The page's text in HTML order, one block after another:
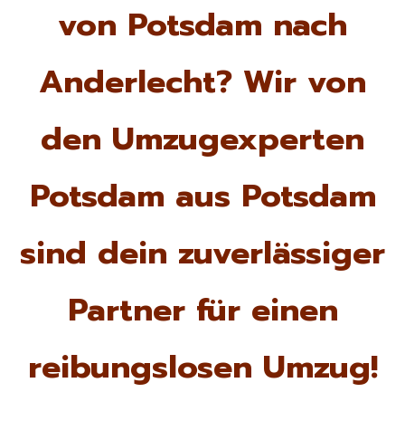
von Potsdam nach
Anderlecht? Wir von
den Umzugexperten
Potsdam aus Potsdam
sind dein zuverlässiger
Partner für einen
reibungslosen Umzug!